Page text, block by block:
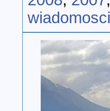
wiadomosci